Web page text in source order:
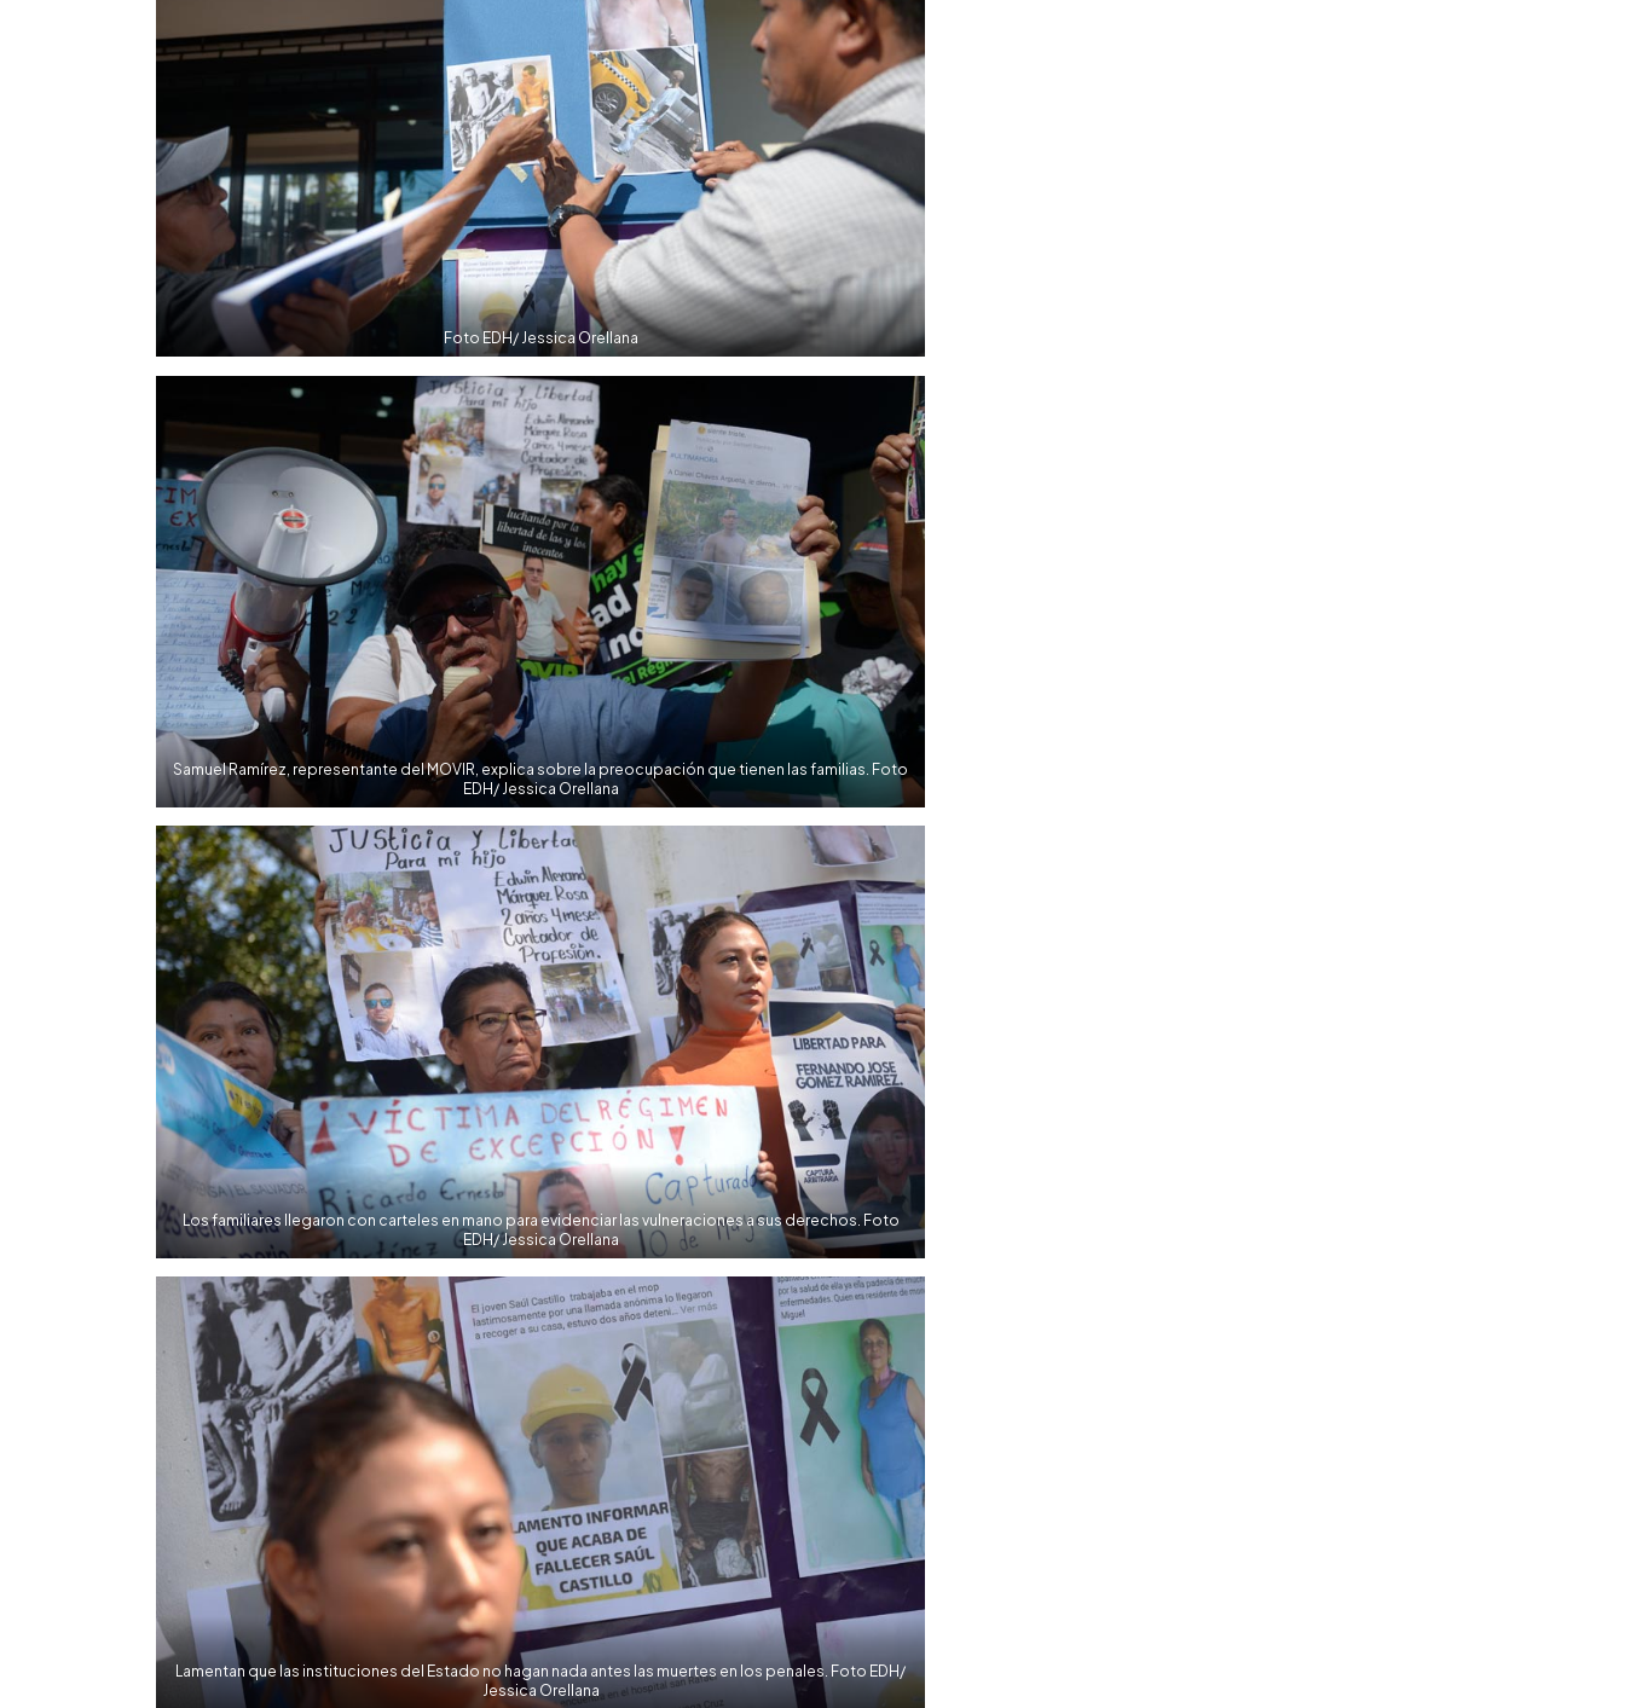
Foto EDH/ Jessica Orellana
Samuel Ramírez, representante del MOVIR, explica sobre la preocupación que tienen las familias. Foto
EDH/ Jessica Orellana
Los familiares llegaron con carteles en mano para evidenciar las vulneraciones a sus derechos. Foto
EDH/ Jessica Orellana
Lamentan que las instituciones del Estado no hagan nada antes las muertes en los penales. Foto EDH/
Jessica Orellana